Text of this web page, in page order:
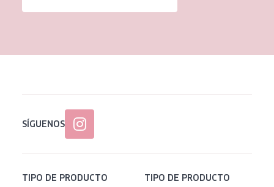
Edad: de 35 a 55
SÍGUENOS
TIPO DE PRODUCTO TIPO DE PRODUCTO